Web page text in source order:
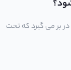
بر می گیرد که تحت